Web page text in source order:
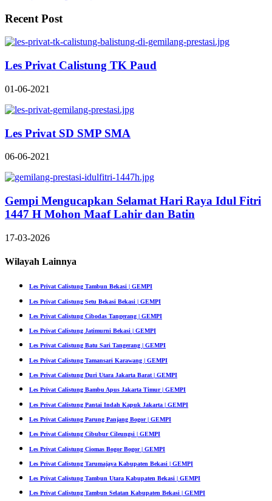
Recent Post
Les Privat Calistung TK Paud
01-06-2021
Les Privat SD SMP SMA
06-06-2021
Gempi Mengucapkan Selamat Hari Raya Idul Fitri
1447 H Mohon Maaf Lahir dan Batin
17-03-2026
Wilayah Lainnya
Les Privat Calistung Tambun Bekasi | GEMPI
Les Privat Calistung Setu Bekasi Bekasi | GEMPI
Les Privat Calistung Cibodas Tangerang | GEMPI
Les Privat Calistung Jatimurni Bekasi | GEMPI
Les Privat Calistung Batu Sari Tangerang | GEMPI
Les Privat Calistung Tamansari Karawang | GEMPI
Les Privat Calistung Duri Utara Jakarta Barat | GEMPI
Les Privat Calistung Bambu Apus Jakarta Timur | GEMPI
Les Privat Calistung Pantai Indah Kapuk Jakarta | GEMPI
Les Privat Calistung Parung Panjang Bogor | GEMPI
Les Privat Calistung Cibubur Cileungsi | GEMPI
Les Privat Calistung Ciomas Bogor Bogor | GEMPI
Les Privat Calistung Tarumajaya Kabupaten Bekasi | GEMPI
Les Privat Calistung Tambun Utara Kabupaten Bekasi | GEMPI
Les Privat Calistung Tambun Selatan Kabupaten Bekasi | GEMPI